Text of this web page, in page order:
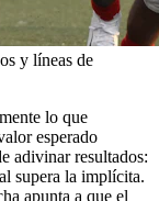
y líneas de
lo que
esperado
adivinar resultados:
supera la implícita.
apunta a que el